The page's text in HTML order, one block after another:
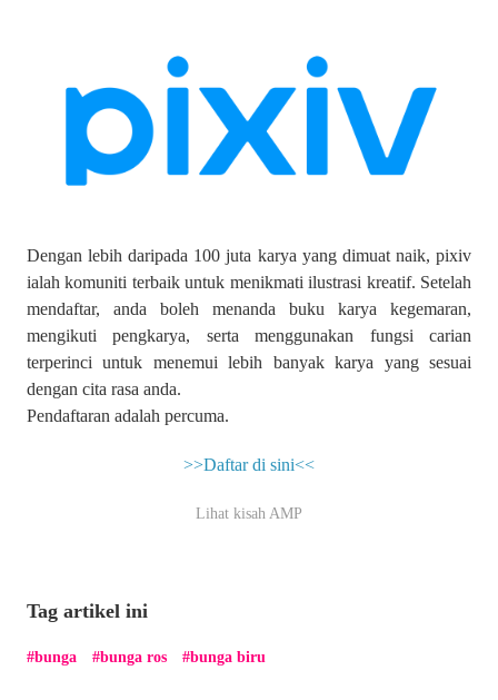
Dengan lebih daripada 100 juta karya yang dimuat naik, pixiv
ialah komuniti terbaik untuk menikmati ilustrasi kreatif. Setelah
mendaftar, anda boleh menanda buku karya kegemaran,
mengikuti pengkarya, serta menggunakan fungsi carian
terperinci untuk menemui lebih banyak karya yang sesuai
dengan cita rasa anda.
Pendaftaran adalah percuma.
>>Daftar di sini<<
Lihat kisah AMP
Tag artikel ini
bunga bunga ros bunga biru